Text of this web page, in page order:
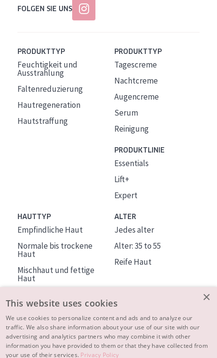
FOLGEN SIE UNS
PRODUKTTYP
Feuchtigkeit und
Ausstrahlung
Faltenreduzierung
Hautregeneration
Hautstraffung
PRODUKTTYP
Tagescreme
Nachtcreme
Augencreme
Serum
Reinigung
PRODUKTLINIE
Essentials
Lift+
Expert
HAUTTYP
Empfindliche Haut
Normale bis trockene
Haut
Mischhaut und fettige
Haut
Haut
ALTER
Jedes alter
Alter: 35 to 55
Reife Haut
ÜBER DIADERMINE
Mehr über uns
×
This website uses cookies
We use cookies to personalize content and ads and to analyze our
traffic. We also share information about your use of our site with our
advertising and analytics partners who may combine it with other
information you have provided to them or that they have collected from
your use of their services. Privacy Policy